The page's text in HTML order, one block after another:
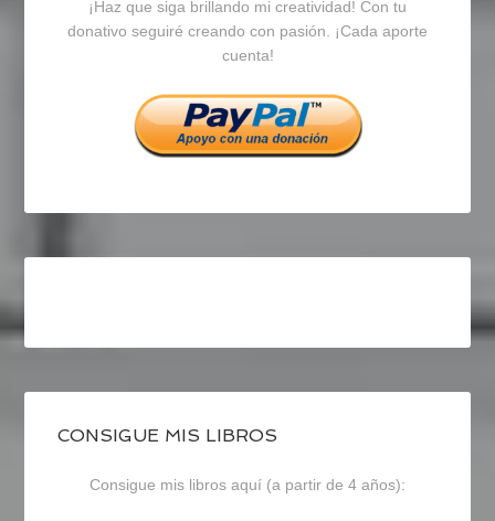
en
Facebook
en
Twitter
en
Instagram
¡Haz que siga brillando mi creatividad! Con tu
donativo seguiré creando con pasión. ¡Cada aporte
cuenta!
CONSIGUE MIS LIBROS
Consigue mis libros aquí (a partir de 4 años):